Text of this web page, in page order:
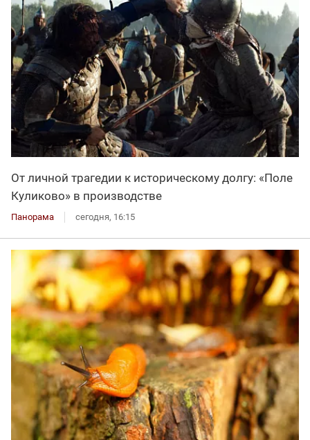
От личной трагедии к историческому долгу: «Поле
Куликово» в производстве
Панорама сегодня, 16:15